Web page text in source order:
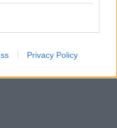
Privacy Policy
τηςGoogle